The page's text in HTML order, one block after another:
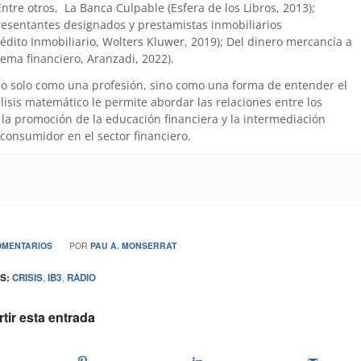
otros, La Banca Culpable (Esfera de los Libros, 2013);
designados y prestamistas inmobiliarios
Inmobiliario, Wolters Kluwer, 2019); Del dinero mercancía a
financiero, Aranzadi, 2022).
solo como una profesión, sino como una forma de entender el
matemático le permite abordar las relaciones entre los
promoción de la educación financiera y la intermediación
en el sector financiero.
/ PORPAU A. MONSERRAT
CRISIS,IB3, RADIO
esta entrada